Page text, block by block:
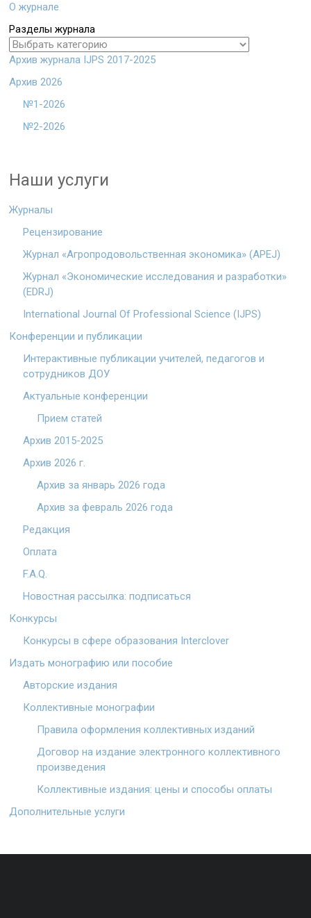
О журнале
Разделы журнала
Архив журнала IJPS 2017-2025
Архив 2026
№1-2026
№2-2026
Наши услуги
Журналы
Рецензирование
Журнал «Агропродовольственная экономика» (APEJ)
Журнал «Экономические исследования и разработки»
(EDRJ)
International Journal Of Professional Science (IJPS)
Конференции и публикации
Интерактивные публикации учителей, педагогов и
сотрудников ДОУ
Актуальные конференции
Прием статей
Архив 2015-2025
Архив 2026 г.
Архив за январь 2026 года
Архив за февраль 2026 года
Редакция
Оплата
F.A.Q.
Новостная рассылка: подписаться
Конкурсы
Конкурсы в сфере образования Interclover
Издать монографию или пособие
Авторские издания
Коллективные монографии
Правила оформления коллективных изданий
Договор на издание электронного коллективного
произведения
Коллективные издания: цены и способы оплаты
Дополнительные услуги